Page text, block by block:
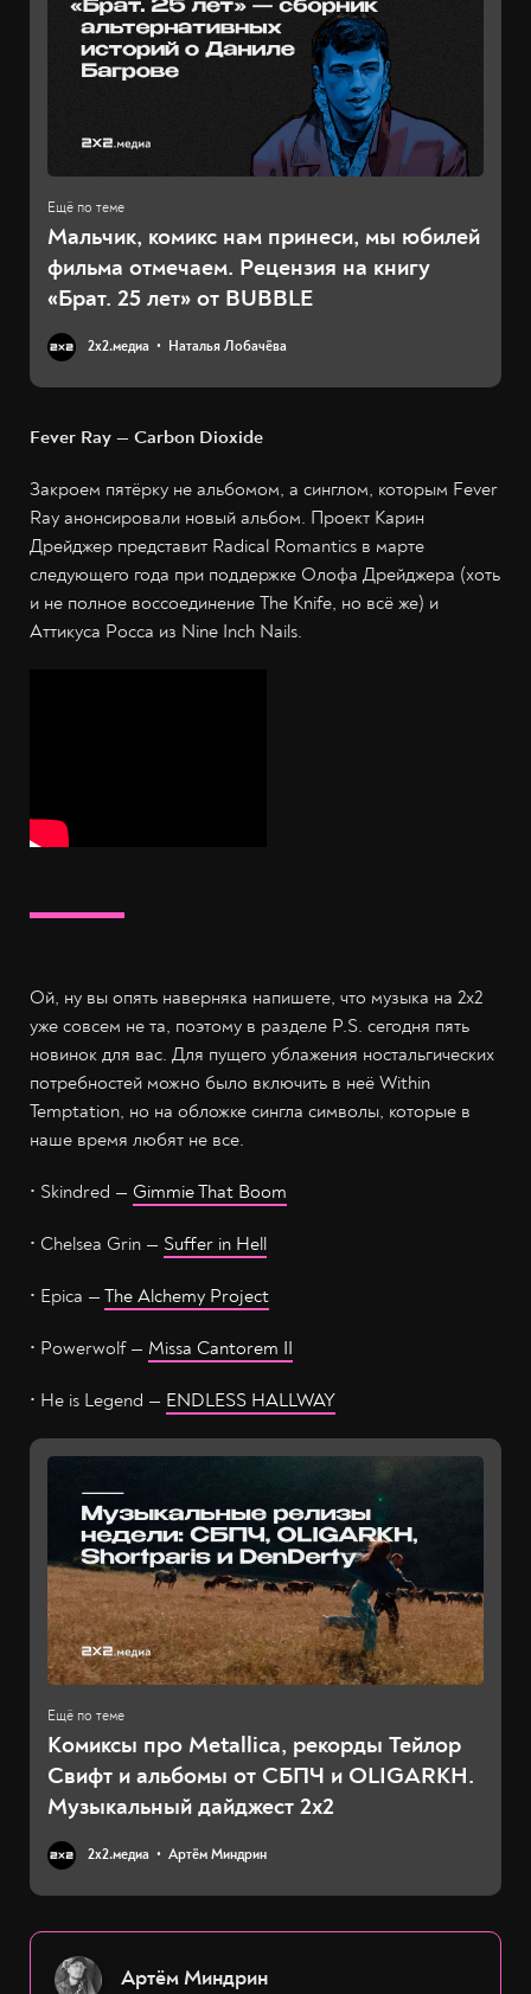
Мальчик, комикс нам принеси, мы юбилей
фильма отмечаем. Рецензия на книгу
«Брат. 25 лет» от BUBBLE
2х2.медиа Наталья Лобачёва
Fever Ray — Carbon Dioxide
Закроем пятёрку не альбомом, а синглом, которым Fever
Ray анонсировали новый альбом. Проект Карин
Дрейджер представит Radical Romantics в марте
следующего года при поддержке Олофа Дрейджера (хоть
и не полное воссоединение The Knife, но всё же) и
Аттикуса Росса из Nine Inch Nails.
Ой, ну вы опять наверняка напишете, что музыка на 2х2
уже совсем не та, поэтому в разделе P.S. сегодня пять
новинок для вас. Для пущего ублажения ностальгических
потребностей можно было включить в неё Within
Temptation, но на обложке сингла символы, которые в
наше время любят не все.
• Skindred — Gimmie That Boom
• Chelsea Grin — Suffer in Hell
• Epica — The Alchemy Project
• Powerwolf — Missa Cantorem II
• He is Legend — ENDLESS HALLWAY
Комиксы про Metallica, рекорды Тейлор
Свифт и альбомы от СБПЧ и OLIGARKH.
Музыкальный дайджест 2х2
2х2.медиа Артём Миндрин
Артём Миндрин